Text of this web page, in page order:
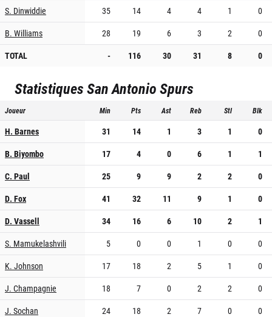
S. Dinwiddie
35 14 4 4 1
0
B. Williams
28 19 6 3 2
0
TOTAL
- 116 30 31 8 0
StatistiquesSan Antonio Spurs
Joueur Min Pts Ast Reb Stl Blk
H. Barnes 31 14 1 3 1
0
B. Biyombo
17 4 0 6 1
1
C. Paul
25 9 9 2 2
0
D. Fox
41 32 11 9 1
0
D. Vassell
34 16 6 10 2
1
S. Mamukelashvili
5 0 0 1 0
0
K. Johnson
17 18 2 5 1
0
J. Champagnie
18 7 0 2 2
0
J. Sochan
24 18 2 7 0
0